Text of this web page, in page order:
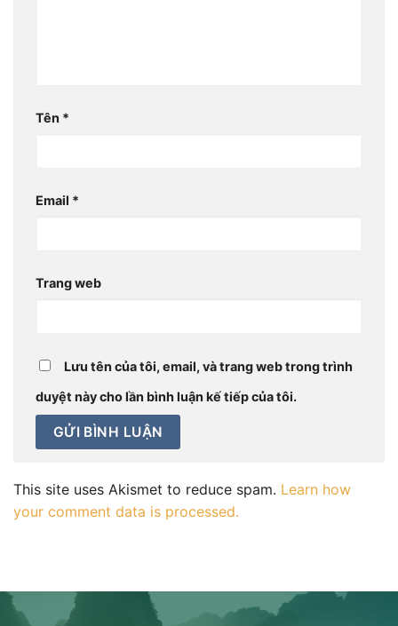
Tên *
Email *
Trang web
Lưu tên của tôi, email, và trang web trong trình
duyệt này cho lần bình luận kế tiếp của tôi.
This site uses Akismet to reduce spam. Learn how
your comment data is processed.